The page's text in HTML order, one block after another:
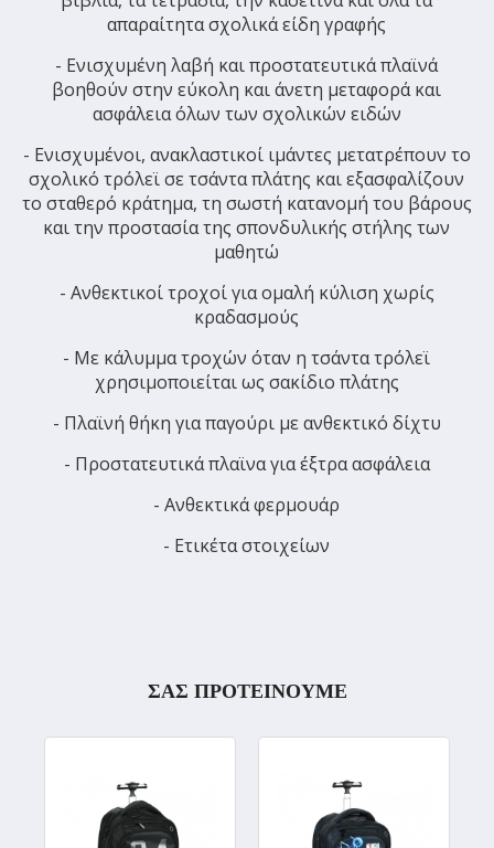
απαραίτητα σχολικά είδη γραφής
- Ενισχυμένη λαβή και προστατευτικά πλαϊνά
βοηθούν στην εύκολη και άνετη μεταφορά και
ασφάλεια όλων των σχολικών ειδών
- Ενισχυμένοι, ανακλαστικοί ιμάντες μετατρέπουν το
σχολικό τρόλεϊ σε τσάντα πλάτης και εξασφαλίζουν
το σταθερό κράτημα, τη σωστή κατανομή του βάρους
και την προστασία της σπονδυλικής στήλης των
μαθητώ
- Ανθεκτικοί τροχοί για ομαλή κύλιση χωρίς
κραδασμούς
- Με κάλυμμα τροχών όταν η τσάντα τρόλεϊ
χρησιμοποιείται ως σακίδιο πλάτης
- Πλαϊνή θήκη για παγούρι με ανθεκτικό δίχτυ
- Προστατευτικά πλαϊνα για έξτρα ασφάλεια
- Ανθεκτικά φερμουάρ
- Ετικέτα στοιχείων
ΣΑΣ ΠΡΟΤΕΙΝΟΥΜΕ